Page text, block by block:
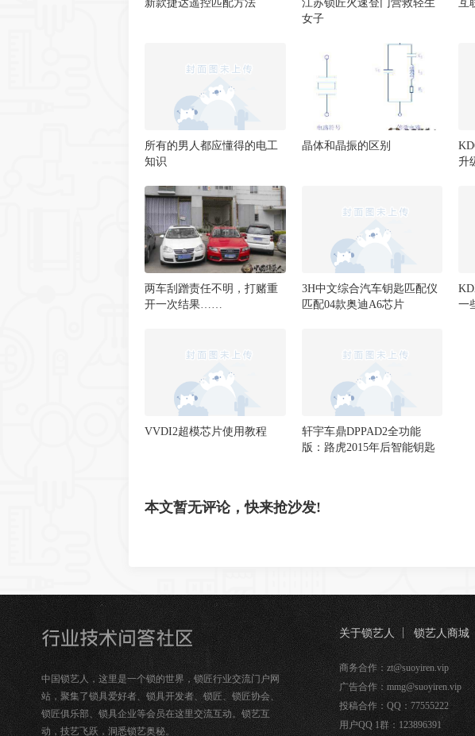
新款捷达遥控匹配方法
江苏锁匠火速登门营救轻生
女子
互
所有的男人都应懂得的电工
知识
晶体和晶振的区别
升
两车刮蹭责任不明，打赌重
开一次结果……
3H中文综合汽车钥匙匹配仪
匹配04款奥迪A6芯片
一
VVDI2超模芯片使用教程
轩宇车鼎DPPAD2全功能
版：路虎2015年后智能钥匙
本文暂无评论，快来抢沙发!
中国锁艺人，这里是一个锁的世界，锁匠行业交流门户网
站，聚集了锁具爱好者、锁具开发者、锁匠、锁匠协会、
锁匠俱乐部、锁具企业等会员在这里交流互动。锁艺互
动，技艺飞跃，洞悉锁艺奥秘。
关于锁艺人 锁艺人商城
锁匠宝
商务合作：zt@suoyiren.vip
广告合作：mmg@suoyiren.vip
投稿合作：QQ：77555222
用户QQ 1群：123896391